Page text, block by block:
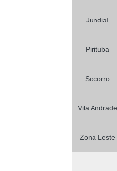
Jundiaí
Pirituba
Socorro
Vila Andrade
Zona Leste